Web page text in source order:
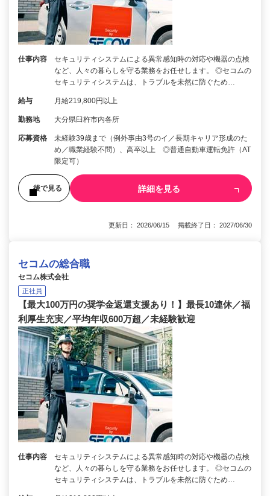
仕事内容
セキュリティシステムによる異常感知時の対応や機器の点検
など、人々の暮らしを守る業務をお任せします。 ◎セコムの
セキュリティシステムは、トラブルを未然に防ぐため…
給与 月給219,800円以上
勤務地 大分県臼杵市内各所
応募資格
未経験39歳まで（例外事由3号のイ／長期キャリア形成のた
め／職業経験不問）、高卒以上 ◎普通自動車運転免許（AT
限定可）
後で見る 詳細を見る
更新日： 2026/06/15 掲載終了日： 2027/06/30
セコムの総合職
セコム株式会社
正社員
【最大100万円の奨学金返還支援あり！】最長10連休／福
利厚生充実／平均年収600万超／未経験歓迎
仕事内容
セキュリティシステムによる異常感知時の対応や機器の点検
など、人々の暮らしを守る業務をお任せします。 ◎セコムの
セキュリティシステムは、トラブルを未然に防ぐため…